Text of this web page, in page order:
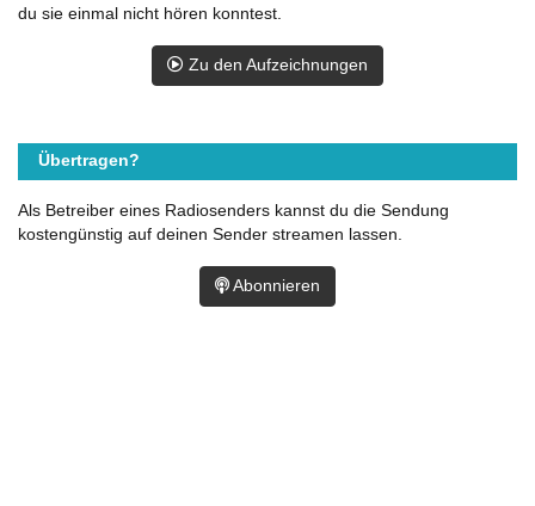
du sie einmal nicht hören konntest.
Zu den Aufzeichnungen
Übertragen?
Als Betreiber eines Radiosenders kannst du die Sendung
kostengünstig auf deinen Sender streamen lassen.
Abonnieren